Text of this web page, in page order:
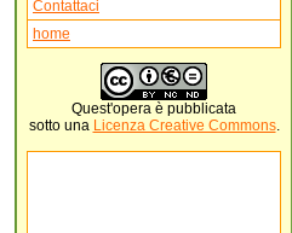
Contattaci
home
Quest'opera è pubblicata
sotto una Licenza Creative Commons.